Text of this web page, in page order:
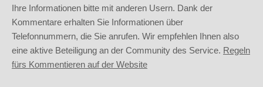
Ihre Informationen bitte mit anderen Usern. Dank der
Kommentare erhalten Sie Informationen über
Telefonnummern, die Sie anrufen. Wir empfehlen Ihnen also
eine aktive Beteiligung an der Community des Service. Regeln
fürs Kommentieren auf der Website